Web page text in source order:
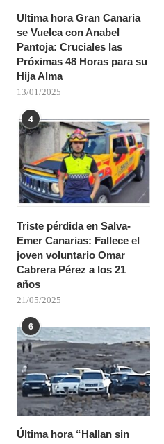
Ultima hora Gran Canaria
se Vuelca con Anabel
Pantoja: Cruciales las
Próximas 48 Horas para su
Hija Alma
13/01/2025
4
Triste pérdida en Salva-
Emer Canarias: Fallece el
joven voluntario Omar
Cabrera Pérez a los 21
años
21/05/2025
6
Última hora “Hallan sin